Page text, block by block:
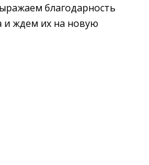
благодарность
и ждем их на новую